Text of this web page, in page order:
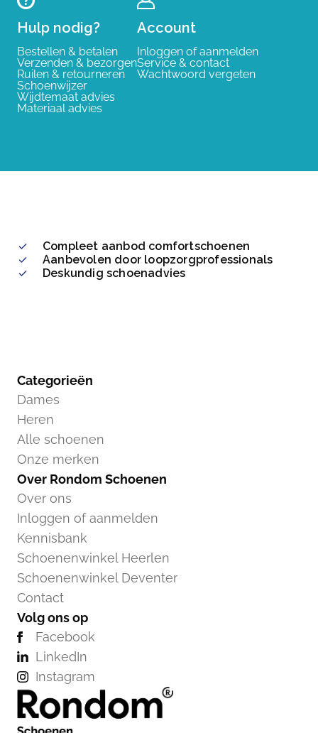
Hulp nodig?
Bestellen & betalen
Verzenden & bezorgen
Ruilen & retourneren
Schoenwijzer
Wijdtemaat advies
Materiaal advies
Account
Inloggen of aanmelden
Service & contact
Wachtwoord vergeten
Compleet aanbod comfortschoenen
Aanbevolen door loopzorgprofessionals
Deskundig schoenadvies
Categorieën
Dames
Heren
Alle schoenen
Onze merken
Over Rondom Schoenen
Over ons
Inloggen of aanmelden
Kennisbank
Schoenenwinkel Heerlen
Schoenenwinkel Deventer
Contact
Volg ons op
Facebook
LinkedIn
Instagram